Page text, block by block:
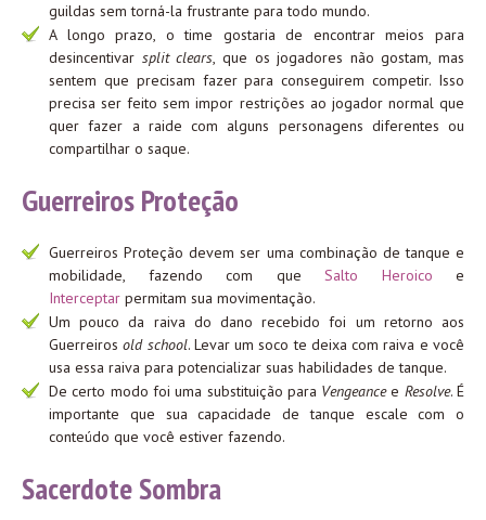
guildas sem torná-la frustrante para todo mundo.
A longo prazo, o time gostaria de encontrar meios para
desincentivar split clears, que os jogadores não gostam, mas
sentem que precisam fazer para conseguirem competir. Isso
precisa ser feito sem impor restrições ao jogador normal que
quer fazer a raide com alguns personagens diferentes ou
compartilhar o saque.
Guerreiros Proteção
Guerreiros Proteção devem ser uma combinação de tanque e
mobilidade, fazendo com que Salto Heroico e
Interceptar permitam sua movimentação.
Um pouco da raiva do dano recebido foi um retorno aos
Guerreirosold school. Levar um soco te deixa com raiva e você
usa essa raiva para potencializar suas habilidades de tanque.
De certo modo foi uma substituição para Vengeancee Resolve. É
importante que sua capacidade de tanque escale com o
conteúdo que você estiver fazendo.
Sacerdote Sombra